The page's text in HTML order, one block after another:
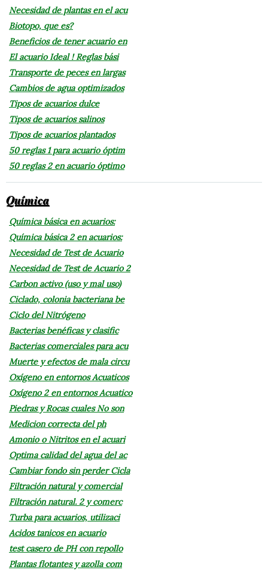
Necesidad de plantas en el acu
Biotopo, que es?
Beneficios de tener acuario en
El acuario Ideal ! Reglas bási
Transporte de peces en largas
Cambios de agua optimizados
Tipos de acuarios dulce
Tipos de acuarios salinos
Tipos de acuarios plantados
50 reglas 1 para acuario óptim
50 reglas 2 en acuario óptimo
Química
Química básica en acuarios:
Química básica 2 en acuarios:
Necesidad de Test de Acuario
Necesidad de Test de Acuario 2
Carbon activo (uso y mal uso)
Ciclado, colonia bacteriana be
Ciclo del Nitrógeno
Bacterias benéficas y clasific
Bacterias comerciales para acu
Muerte y efectos de mala circu
Oxígeno en entornos Acuaticos
Oxígeno 2 en entornos Acuatico
Piedras y Rocas cuales No son
Medicion correcta del ph
Amonio o Nitritos en el acuari
Optima calidad del agua del ac
Cambiar fondo sin perder Cicla
Filtración natural y comercial
Filtración natural. 2 y comerc
Turba para acuarios, utilizaci
Acidos tanicos en acuario
test casero de PH con repollo
Plantas flotantes y azolla com